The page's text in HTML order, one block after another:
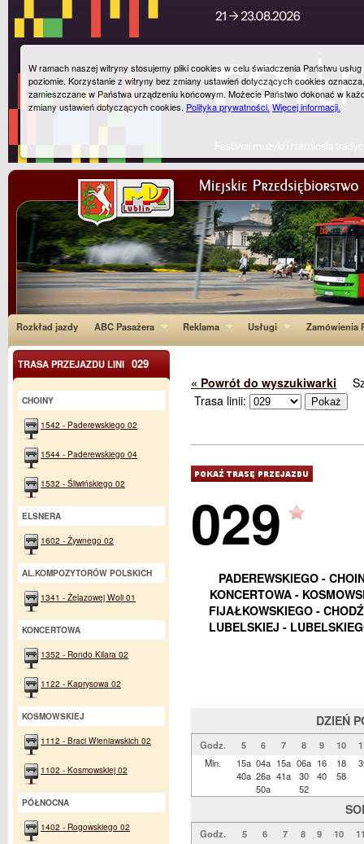
Rozkład jazdy ABC Pasażera Reklama Usługi Zamówienia
« Powrót do wyszukiwarki
Trasa linii:
029
PADEREWSKIEGO -
KONCERTOWA -
FIJAŁKOWSKIEGO -
LUBELSKIEJ -
DZIEŃ
Godz. 5 6 7 8 9 10
Min.
15a
40a
04a
26a
50a
15a
41a
06a
30
52
16
40
18
58
Godz. 5 6 7 8 9 10
TRASA PRZEJAZDU LINI 029
CHOINY
1542 - Paderewskiego 02
1544 - Paderewskiego 04
1532 - Śliwińskiego 02
ELSNERA
1602 - Żywnego 02
AL.KOMPOZYTORÓW POLSKICH
1341 - Żelazowej Woli 01
KONCERTOWA
1352 - Rondo Kilara 02
1122 - Kaprysowa 02
KOSMOWSKIEJ
1112 - Braci Wieniawskich 02
1102 - Kosmowskiej 02
PÓŁNOCNA
1402 - Rogowskiego 02
W ramach naszej witryny stosujemy pliki cookies w celu świadczenia Państwu
poziomie. Korzystanie z witryny bez zmiany ustawień dotyczących cookies
zamieszczane w Państwa urządzeniu końcowym. Możecie Państwo dokonać w
zmiany ustawień dotyczących cookies. Polityka prywatności.Więcej informacji.